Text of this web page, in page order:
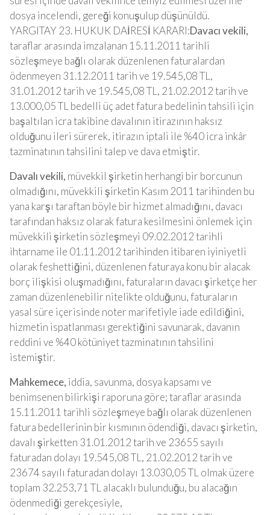
dosya incelendi, gereği konuşulup düşünüldü.
YARGITAY 23. HUKUK DAİRESİ KARARI:Davacı vekili,
taraflar arasında imzalanan 15.11.2011 tarihli
sözleşmeye bağlı olarak düzenlenen faturalardan
ödenmeyen 31.12.2011 tarih ve 19.545,08 TL,
31.01.2012 tarih ve 19.545,08 TL, 21.02.2012 tarih ve
13.000,05 TL bedelli üç adet fatura bedelinin tahsili için
başaltılan icra takibine davalının itirazının haksız
olduğunu ileri sürerek, itirazın iptali ile %40 icra inkâr
tazminatının tahsilini talep ve dava etmiştir.
Davalı vekili, müvekkil şirketin herhangi bir borcunun
olmadığını, müvekkili şirketin Kasım 2011 tarihinden bu
yana karşı taraftan böyle bir hizmet almadığını, davacı
tarafından haksız olarak fatura kesilmesini önlemek için
müvekkili şirketin sözleşmeyi 09.02.2012 tarihli
ihtarname ile 01.11.2012 tarihinden itibaren iyiniyetli
olarak feshettiğini, düzenlenen faturaya konu bir alacak
borç ilişkisi oluşmadığını, faturaların davacı şirketçe her
zaman düzenlenebilir nitelikte olduğunu, faturaların
yasal süre içerisinde noter marifetiyle iade edildiğini,
hizmetin ispatlanması gerektiğini savunarak, davanın
reddini ve %40 kötüniyet tazminatının tahsilini
istemiştir.
Mahkemece, iddia, savunma, dosya kapsamı ve
benimsenen bilirkişi raporuna göre; taraflar arasında
15.11.2011 tarihli sözleşmeye bağlı olarak düzenlenen
fatura bedellerinin bir kısmının ödendiği, davacı şirketin,
davalı şirketten 31.01.2012 tarih ve 23655 sayılı
faturadan dolayı 19.545,08 TL, 21.02.2012 tarih ve
23674 sayılı faturadan dolayı 13.030,05 TL olmak üzere
toplam 32.253,71 TL alacaklı bulunduğu, bu alacağın
ödenmediği gerekçesiyle,